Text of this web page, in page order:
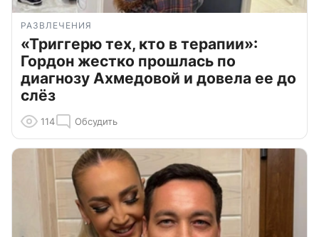
РАЗВЛЕЧЕНИЯ
«Триггерю тех, кто в терапии»:
Гордон жестко прошлась по
диагнозу Ахмедовой и довела ее до
слёз
114 Обсудить